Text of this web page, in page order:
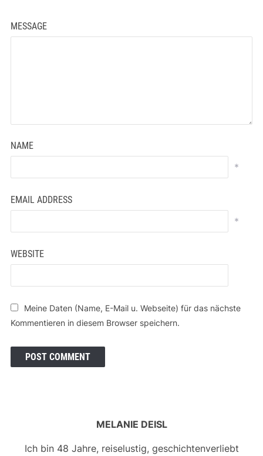
MESSAGE
NAME
*
EMAIL ADDRESS
*
WEBSITE
Meine Daten (Name, E-Mail u. Webseite) für das nächste
Kommentieren in diesem Browser speichern.
MELANIE DEISL
Ich bin 48 Jahre, reiselustig, geschichtenverliebt